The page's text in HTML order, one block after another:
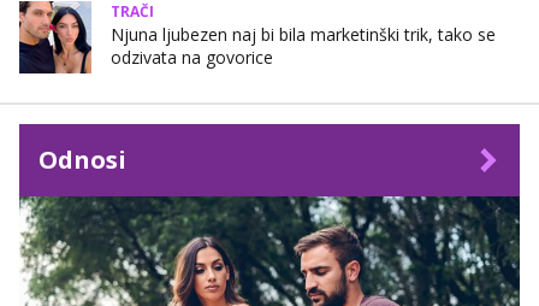
TRAČI
Njuna ljubezen naj bi bila marketinški trik, tako se
odzivata na govorice
Odnosi